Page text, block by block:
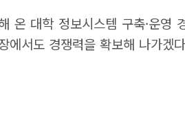
온 대학 정보시스템 구축·운
서도 경쟁력을 확보해 나가겠